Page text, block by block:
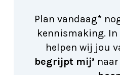
Plan vandaag*
kennismaking. In
helpen wij jou
begrijpt mij’ naar